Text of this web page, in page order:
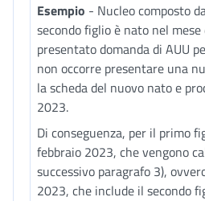
Esempio - Nucleo composto
secondo figlio è nato nel
presentato domanda di AUU
non occorre presentare una
la scheda del nuovo nato e
2023.
Di conseguenza, per il primo
febbraio 2023, che vengono
successivo paragrafo 3),
2023, che include il secondo